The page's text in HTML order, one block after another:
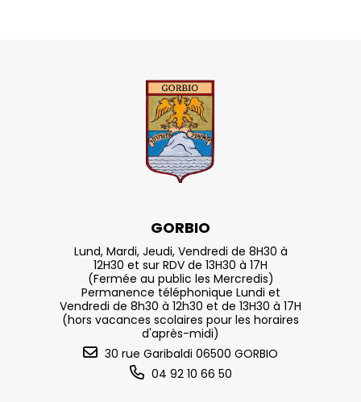
GORBIO
Lund, Mardi, Jeudi, Vendredi de 8H30 à
12H30 et sur RDV de 13H30 à 17H
(Fermée au public les Mercredis)
Permanence téléphonique Lundi et
Vendredi de 8h30 à 12h30 et de 13H30 à 17H
(hors vacances scolaires pour les horaires
d'après-midi)
30 rue Garibaldi 06500 GORBIO
04 92 10 66 50